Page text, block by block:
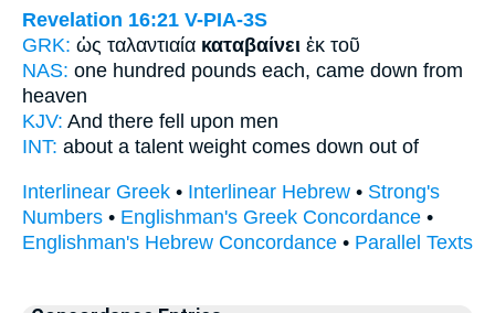
Revelation 16:21 V-PIA-3S
GRK: ὡς ταλαντιαία καταβαίνει ἐκ τοῦ
NAS: one hundred pounds each, came down from
heaven
KJV: And there fell
upon men
INT: about a talent weight comes down out of
Interlinear Greek • Interlinear Hebrew • Strong's
Numbers • Englishman's Greek Concordance •
Englishman's Hebrew Concordance • Parallel Texts